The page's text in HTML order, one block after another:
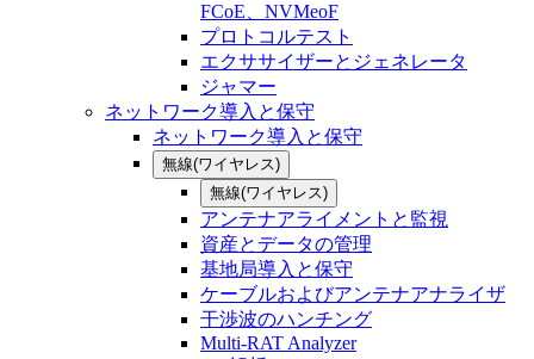
FCoE、NVMeoF
プロトコルテスト
エクササイザーとジェネレータ
ジャマー
ネットワーク導入と保守
ネットワーク導入と保守
無線(ワイヤレス)
無線(ワイヤレス)
アンテナアライメントと監視
資産とデータの管理
基地局導入と保守
ケーブルおよびアンテナアナライザ
干渉波のハンチング
Multi-RAT Analyzer